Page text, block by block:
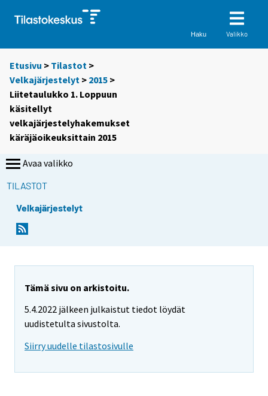
Haku Valikko
Etusivu > Tilastot >
Velkajärjestelyt > 2015 >
Liitetaulukko 1. Loppuun
käsitellyt
velkajärjestelyhakemukset
käräjäoikeuksittain 2015
Avaa valikko
TILASTOT
Velkajärjestelyt
Tämä sivu on arkistoitu.
5.4.2022 jälkeen julkaistut tiedot löydät
uudistetulta sivustolta.
Siirry uudelle tilastosivulle